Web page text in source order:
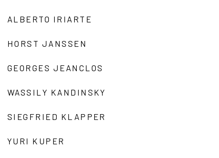
ALBERTO IRIARTE
HORST JANSSEN
GEORGES JEANCLOS
WASSILY KANDINSKY
SIEGFRIED KLAPPER
YURI KUPER